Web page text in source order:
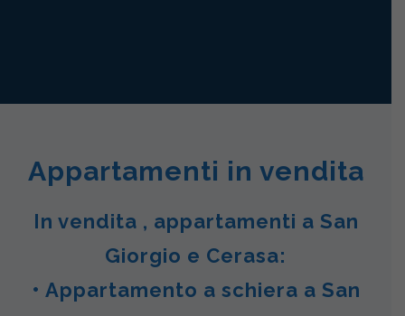
Appartamenti in vendita
In vendita , appartamenti a San
Giorgio e Cerasa:
• Appartamento a schiera a San